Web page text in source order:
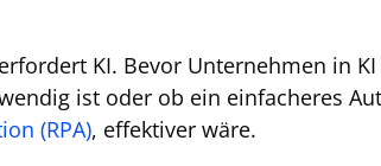
KI. Bevor Unternehmen in
ist oder ob ein einfacheres
(RPA), effektiver wäre.